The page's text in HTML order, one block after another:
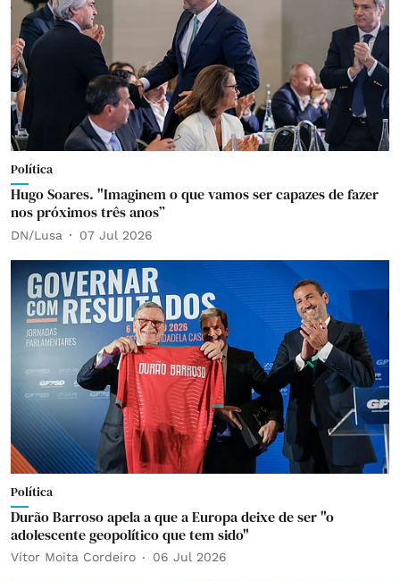
Política
Hugo Soares. "Imaginem o que vamos ser capazes de fazer
nos próximos três anos”
DN/Lusa 07 Jul 2026
Política
Durão Barroso apela a que a Europa deixe de ser "o
adolescente geopolítico que tem sido"
Vítor Moita Cordeiro 06 Jul 2026